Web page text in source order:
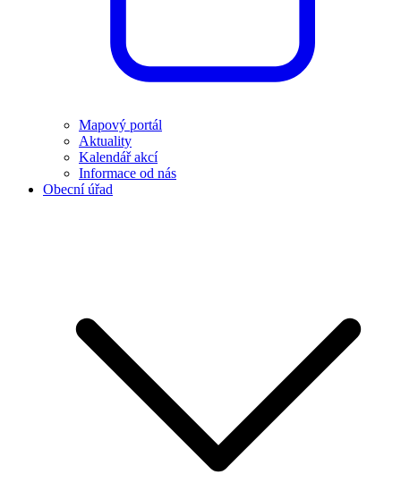
Mapový portál
Aktuality
Kalendář akcí
Informace od nás
Obecní úřad